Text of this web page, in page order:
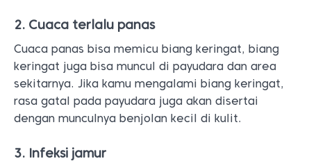
merupakan area yang lembap dan cocok sebagai
tempat tumbuhnya jamur.
Payudara yang gatal akibat kondisi ini bisa diobati
dengan menggunakan salep antijamur yang bisa
juga meresepkan obat antijamur yang lebih kuat.